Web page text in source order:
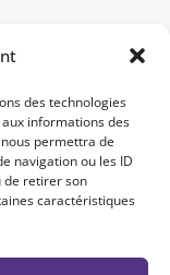
des technologies
informations des
permettra de
navigation ou les ID
de retirer son
caractéristiques